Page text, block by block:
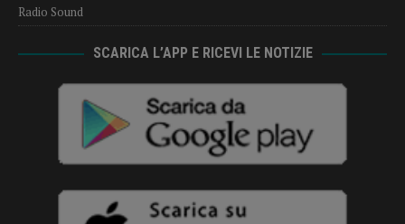
Radio Sound
SCARICA L’APP E RICEVI LE NOTIZIE